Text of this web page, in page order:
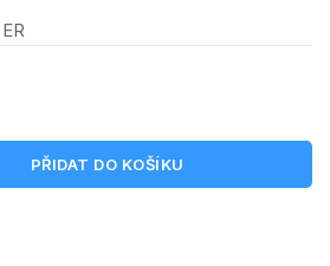
PŘIDAT DO KOŠÍKU